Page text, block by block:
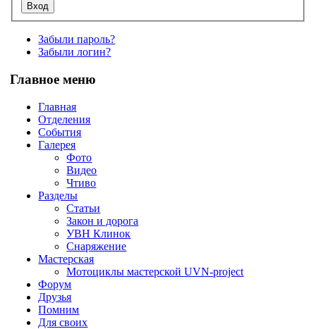
Забыли пароль?
Забыли логин?
Главное меню
Главная
Отделения
События
Галерея
Фото
Видео
Чтиво
Разделы
Статьи
Закон и дорога
УВН Клинок
Снаряжение
Мастерская
Мотоциклы мастерской UVN-project
Форум
Друзья
Помним
Для своих